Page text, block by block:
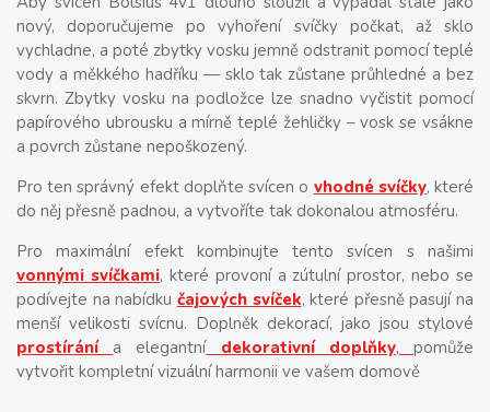
nový, doporučujeme po vyhoření svíčky počkat, až sklo
vychladne, a poté zbytky vosku jemně odstranit pomocí teplé
vody a měkkého hadříku — sklo tak zůstane průhledné a bez
skvrn. Zbytky vosku na podložce lze snadno vyčistit pomocí
papírového ubrousku a mírně teplé žehličky – vosk se vsákne
a povrch zůstane nepoškozený.
Pro ten správný efekt doplňte svícen o vhodné svíčky, které
do něj přesně padnou, a vytvoříte tak dokonalou atmosféru.
Pro maximální efekt kombinujte tento svícen s našimi
vonnými svíčkami, které provoní a zútulní prostor, nebo se
podívejte na nabídku čajových svíček, které přesně pasují na
menší velikosti svícnu. Doplněk dekorací, jako jsou stylové
prostírání
a elegantní dekorativní doplňky,pomůže
vytvořit kompletní vizuální harmonii ve vašem domově